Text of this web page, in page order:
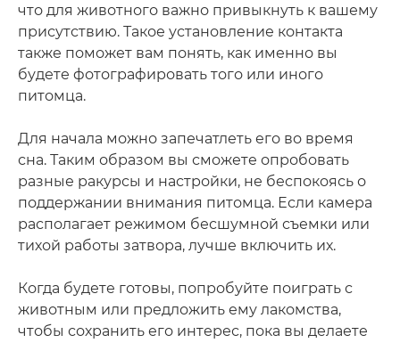
что для животного важно привыкнуть к вашему
присутствию. Такое установление контакта
также поможет вам понять, как именно вы
будете фотографировать того или иного
питомца.
Для начала можно запечатлеть его во время
сна. Таким образом вы сможете опробовать
разные ракурсы и настройки, не беспокоясь о
поддержании внимания питомца. Если камера
располагает режимом бесшумной съемки или
тихой работы затвора, лучше включить их.
Когда будете готовы, попробуйте поиграть с
животным или предложить ему лакомства,
чтобы сохранить его интерес, пока вы делаете